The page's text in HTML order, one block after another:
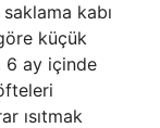
kabı
küçük
6 ay içinde
ısıtmak